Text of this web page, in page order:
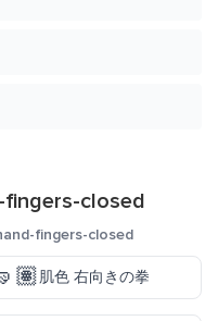
fingers-closed
fingers-closed
肌色 右向きの拳